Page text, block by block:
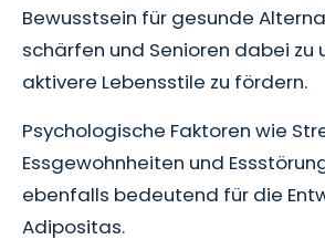
Bewusstsein für gesunde
schärfen und Senioren dabei zu
aktivere Lebensstile zu fördern.
Psychologische Faktoren wie
Essgewohnheiten und
ebenfalls bedeutend für die
Adipositas.